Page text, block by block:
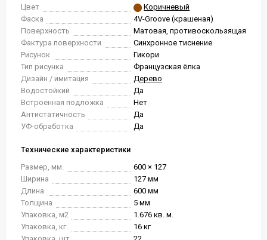
Цвет
Коричневый
Фаска
4V-Groove (крашеная)
Поверхность
Матовая, противоскользящая
Фактура поверхности
Синхронное тиснение
Рисунок
Гикори
Тип рисунка
Французская ёлка
Дизайн / имитация
Дерево
Водостойкий
Да
Встроенная подложка
Нет
Антистатичность
Да
УФ-обработка
Да
Технические характеристики
Размер, мм.
600 × 127
Ширина
127 мм
Длина
600 мм
Толщина
5 мм
Упаковка, м2
1.676 кв. м.
Упаковка, кг.
16 кг